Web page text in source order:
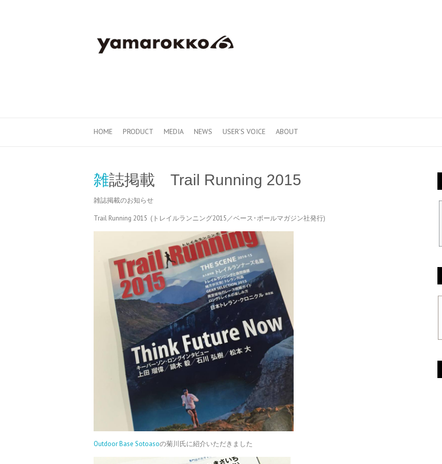
HOME PRODUCT MEDIA NEWS USER’S VOICE ABOUT
雑誌掲載 Trail Running 2015
雑誌掲載のお知らせ
Trail Running 2015 (トレイルランニング2015／ベース･ボールマガジン社発行)
Outdoor Base Sotoasoの菊川氏に紹介いただきました